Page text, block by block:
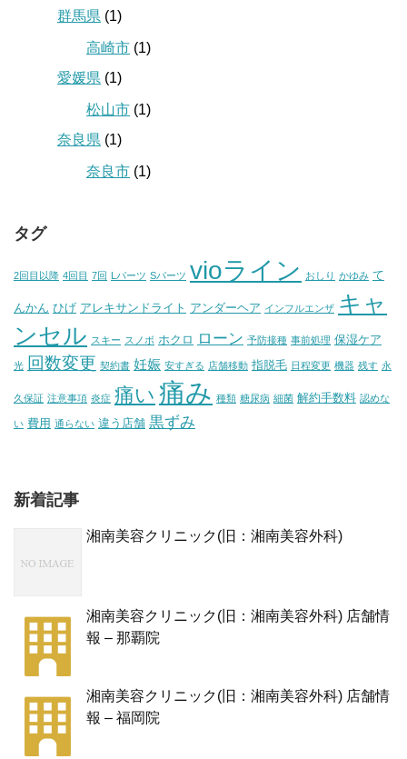
群馬県 (1)
高崎市 (1)
愛媛県 (1)
松山市 (1)
奈良県 (1)
奈良市 (1)
タグ
2回目以降 4回目 7回 Lパーツ Sパーツ vioライン おしり かゆみ て
んかん ひげ アレキサンドライト アンダーヘア インフルエンザ キャ
ンセル スキー スノボ ホクロ ローン 予防接種 事前処理 保湿ケア
光 回数変更 契約書 妊娠 安すぎる 店舗移動 指脱毛 日程変更 機器 残す 永
久保証 注意事項 炎症 痛い 痛み 種類 糖尿病 細菌 解約手数料 認めな
い 費用 通らない 違う店舗 黒ずみ
新着記事
湘南美容クリニック(旧：湘南美容外科)
湘南美容クリニック(旧：湘南美容外科) 店舗情
報 – 那覇院
湘南美容クリニック(旧：湘南美容外科) 店舗情
報 – 福岡院